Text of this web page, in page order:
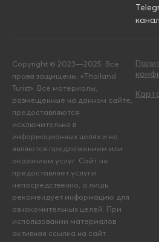
канал
Copyright © 2023—2025. Все
права защищены. «Thailand
Turist». Все материалы,
размещенные на данном сайте,
предоставляются
исключительно в
информационных целях и не
являются предложением или
оказанием услуг. Сайт не
предоставляет услуги
непосредственно, а лишь
рекомендует информацию для
ознакомительных целей. При
использовании материалов
активная ссылка на сайт